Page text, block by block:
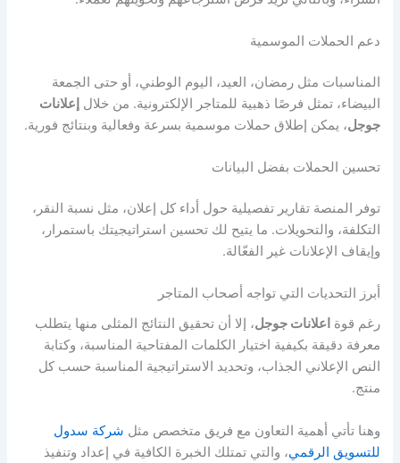
دعم الحملات الموسمية
المناسبات مثل رمضان، العيد، اليوم الوطني، أو حتى الجمعة
البيضاء، تمثل فرصًا ذهبية للمتاجر الإلكترونية. من خلالإعلانات
جوجل، يمكن إطلاق حملات موسمية بسرعة وفعالية وبنتائج فورية.
تحسين الحملات بفضل البيانات
توفر المنصة تقارير تفصيلية حول أداء كل إعلان، مثل نسبة النقر،
التكلفة، والتحويلات. ما يتيح لك تحسين استراتيجيتك باستمرار،
وإيقاف الإعلانات غير الفعّالة.
أبرز التحديات التي تواجه أصحاب المتاجر
رغم قوة اعلانات جوجل، إلا أن تحقيق النتائج المثلى منها يتطلب
معرفة دقيقة بكيفية اختيار الكلمات المفتاحية المناسبة، وكتابة
النص الإعلاني الجذاب، وتحديد الاستراتيجية المناسبة حسب كل
منتج.
وهنا تأتي أهمية التعاون مع فريق متخصص مثل شركة سدول
للتسويق الرقمي، والتي تمتلك الخبرة الكافية في إعداد وتنفيذ